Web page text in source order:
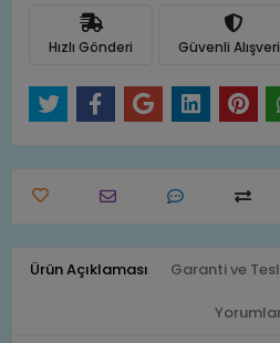
Hızlı Gönderi Güvenli
Ürün Açıklaması Garanti ve